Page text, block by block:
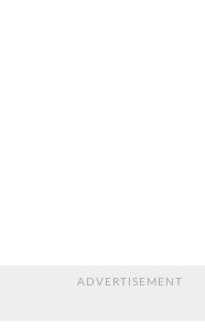
ADVERTISEMENT